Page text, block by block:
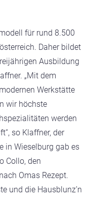
für rund 8.500
Daher bildet
Ausbildung
„Mit dem
Werkstätte
wir höchste
werden
so Klaffner, der
in Wieselburg gab es
Collo, den
Omas Rezept.
und die Hausblunz’n